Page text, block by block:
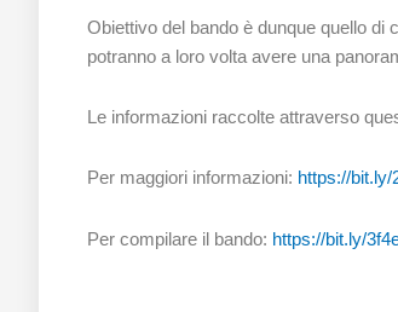
Obiettivo del bando è dunque quello di
potranno a loro volta avere una
Le informazioni raccolte attraverso
Per maggiori informazioni: https://bit.ly/
Per compilare il bando: https://bit.ly/